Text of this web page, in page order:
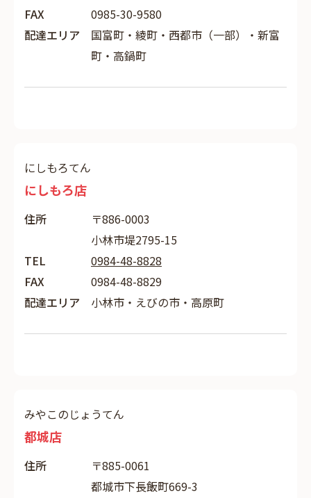
FAX
0985-30-9580
配達エリア
国富町・綾町・西都市（一部）・新富
町・高鍋町
にしもろてん
にしもろ店
住所
〒886-0003
小林市堤2795-15
TEL
0984-48-8828
FAX
0984-48-8829
配達エリア
小林市・えびの市・高原町
みやこのじょうてん
都城店
住所
〒885-0061
都城市下長飯町669-3